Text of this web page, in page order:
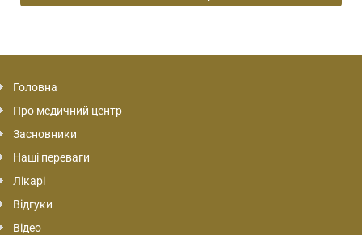
Головна
Про медичний центр
Засновники
Наші переваги
Лікарі
Відгуки
Відео